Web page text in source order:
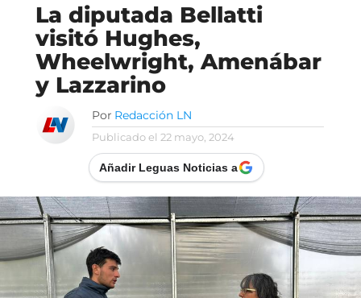
La diputada Bellatti
visitó Hughes,
Wheelwright, Amenábar
y Lazzarino
Por Redacción LN
Publicado el 22 mayo, 2024
Añadir Leguas Noticias a